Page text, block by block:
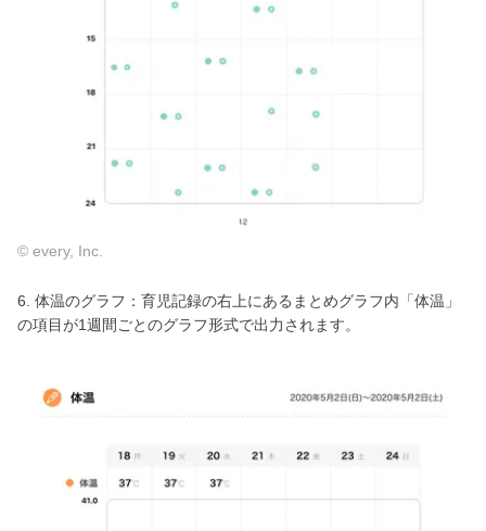
© every, Inc.
6. 体温のグラフ：育児記録の右上にあるまとめグラフ内「体温」
の項目が1週間ごとのグラフ形式で出力されます。